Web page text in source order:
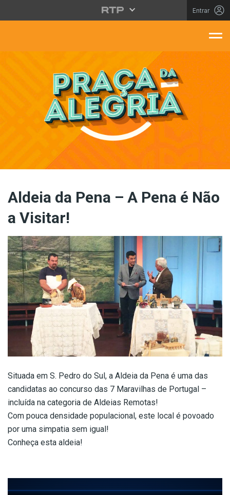
Saltar para o conteúdo principal
Entrar
Aldeia da Pena – A Pena é Não
a Visitar!
Situada em S. Pedro do Sul, a Aldeia da Pena é uma das
candidatas ao concurso das 7 Maravilhas de Portugal –
incluída na categoria de Aldeias Remotas!
Com pouca densidade populacional, este local é povoado
por uma simpatia sem igual!
Conheça esta aldeia!